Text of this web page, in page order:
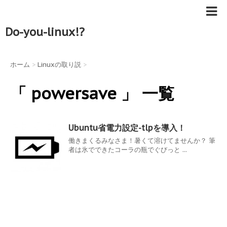
Do-you-linux!?
ホーム > Linuxの取り説 >
「 powersave 」 一覧
Ubuntu省電力設定-tlpを導入！
働きまくるみなさま！暑くて溶けてませんか？ 筆
者は氷でできたコーラの瓶でぐびっと ...